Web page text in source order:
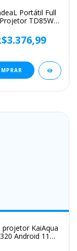
Portátil Full
TD85W
WiFi Home
Mini Projetor
Vídeo
projetor KaiAqua
Android 11